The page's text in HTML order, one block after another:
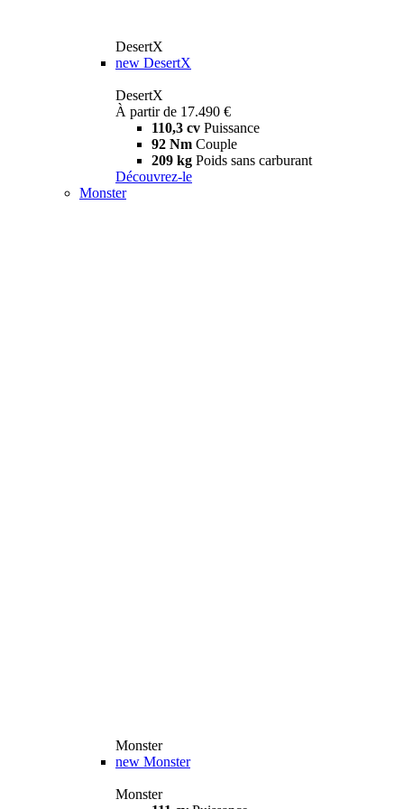
DesertX
new DesertX
DesertX
À partir de 17.490 €
110,3 cv Puissance
92 Nm Couple
209 kg Poids sans carburant
Découvrez-le
Monster
Monster
new Monster
Monster